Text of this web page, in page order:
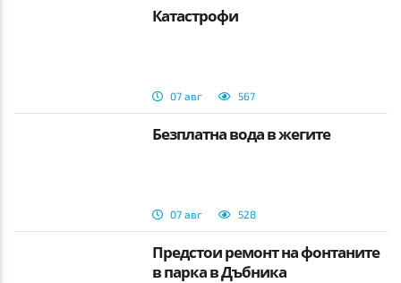
Катастрофи
07 авг 567
Безплатна вода в жегите
07 авг 528
Предстои ремонт на фонтаните
в парка в Дъбника